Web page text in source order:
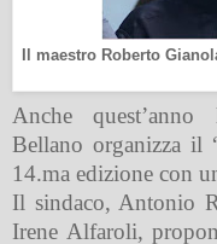
Il maestro Roberto
Anche quest’anno
Bellano organizza il
14.ma edizione con
Il sindaco, Antonio
Irene Alfaroli,